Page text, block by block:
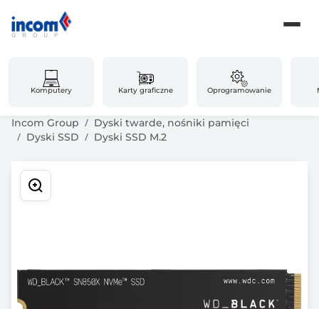
Komputery Karty graficzne Oprogramowanie
Incom Group
Dyski twarde, nośniki pamięci
Dyski SSD
Dyski SSD M.2